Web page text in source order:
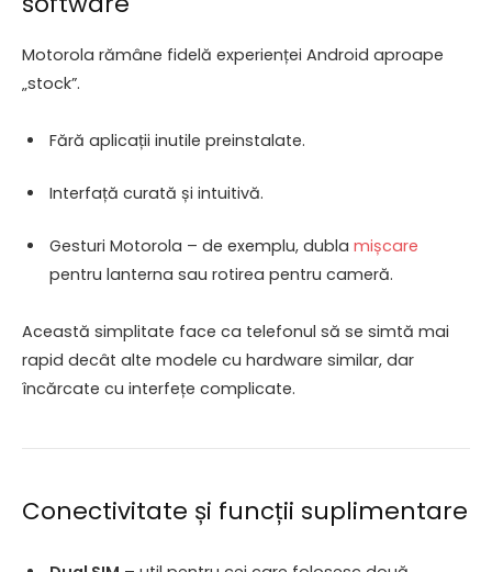
Motorola rămâne fidelă experienței Android aproape
„stock”.
Fără aplicații inutile preinstalate.
Interfață curată și intuitivă.
Gesturi Motorola – de exemplu, dubla mișcare
pentru lanterna sau rotirea pentru cameră.
Această simplitate face ca telefonul să se simtă mai
rapid decât alte modele cu hardware similar, dar
încărcate cu interfețe complicate.
Conectivitate și funcții suplimentare